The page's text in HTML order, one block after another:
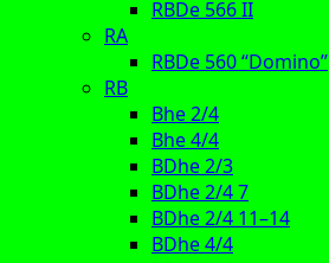
RBDe 566 II
RA
RBDe 560 “Domino”
RB
Bhe 2/4
Bhe 4/4
BDhe 2/3
BDhe 2/4 7
BDhe 2/4 11–14
BDhe 4/4